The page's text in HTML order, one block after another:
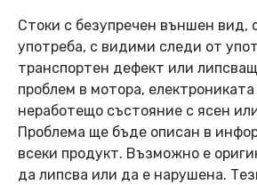
Стоки с безупречен външен вид,
употреба, с видими следи от
транспортен дефект или
проблем в мотора,
неработещо състояние с ясен
Проблема ще бъде описан в
всеки продукт. Възможно е
да липсва или да е нарушена.